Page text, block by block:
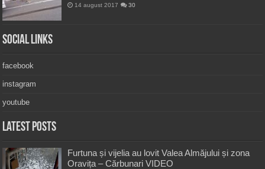
14 august 2017 30
Social Links
facebook
instagram
youtube
Latest Posts
Furtuna și vijelia au lovit Valea Almăjului și zona
Oravița – Cărbunari VIDEO